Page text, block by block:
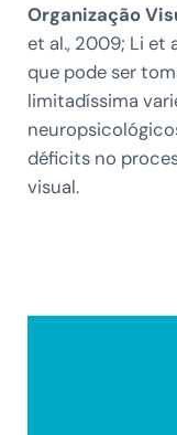
Organização
et al., 2009; Li et
que pode ser
limitadíssima
déficits no
visual.